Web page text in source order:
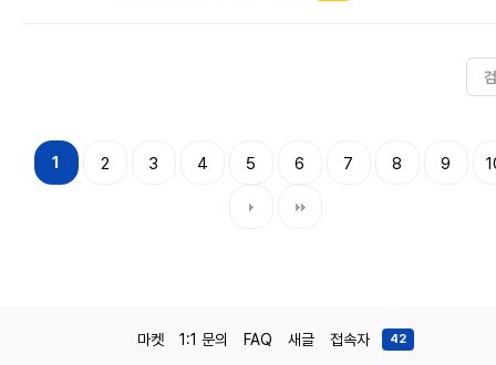
1 2 3 4 5 6 7 8 9
마켓 1:1 문의 FAQ 새글 접속자 42